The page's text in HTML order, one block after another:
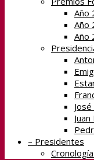
Año
Año
Año
– Presidentes